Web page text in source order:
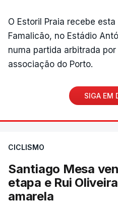
O Estoril Praia recebe
Famalicão, no Estádio
numa partida arbitrada
associação do Porto.
SIGA EM
CICLISMO
Santiago Mesa
etapa e Rui
amarela